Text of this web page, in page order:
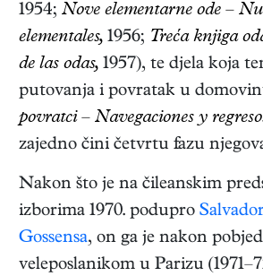
1954; Nove elementarne ode –
elementales, 1956; Treća knjiga
de las odas, 1957), te djela koja
putovanja i povratak u
povratci – Navegaciones y
zajedno čini četvrtu fazu
Nakon što je na čileanskim
izborima 1970. podupro
Gossensa, on ga je nakon
veleposlanikom u Parizu